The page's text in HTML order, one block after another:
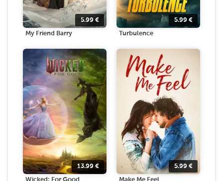
5.99 €
My Friend Barry
5.99 €
Turbulence
13.99 € 5.99 €